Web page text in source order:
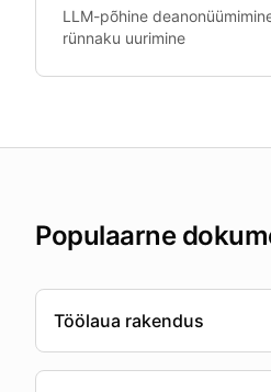
LLM-põhine
rünnaku uurimine
Populaarne
Töölaua rakendus